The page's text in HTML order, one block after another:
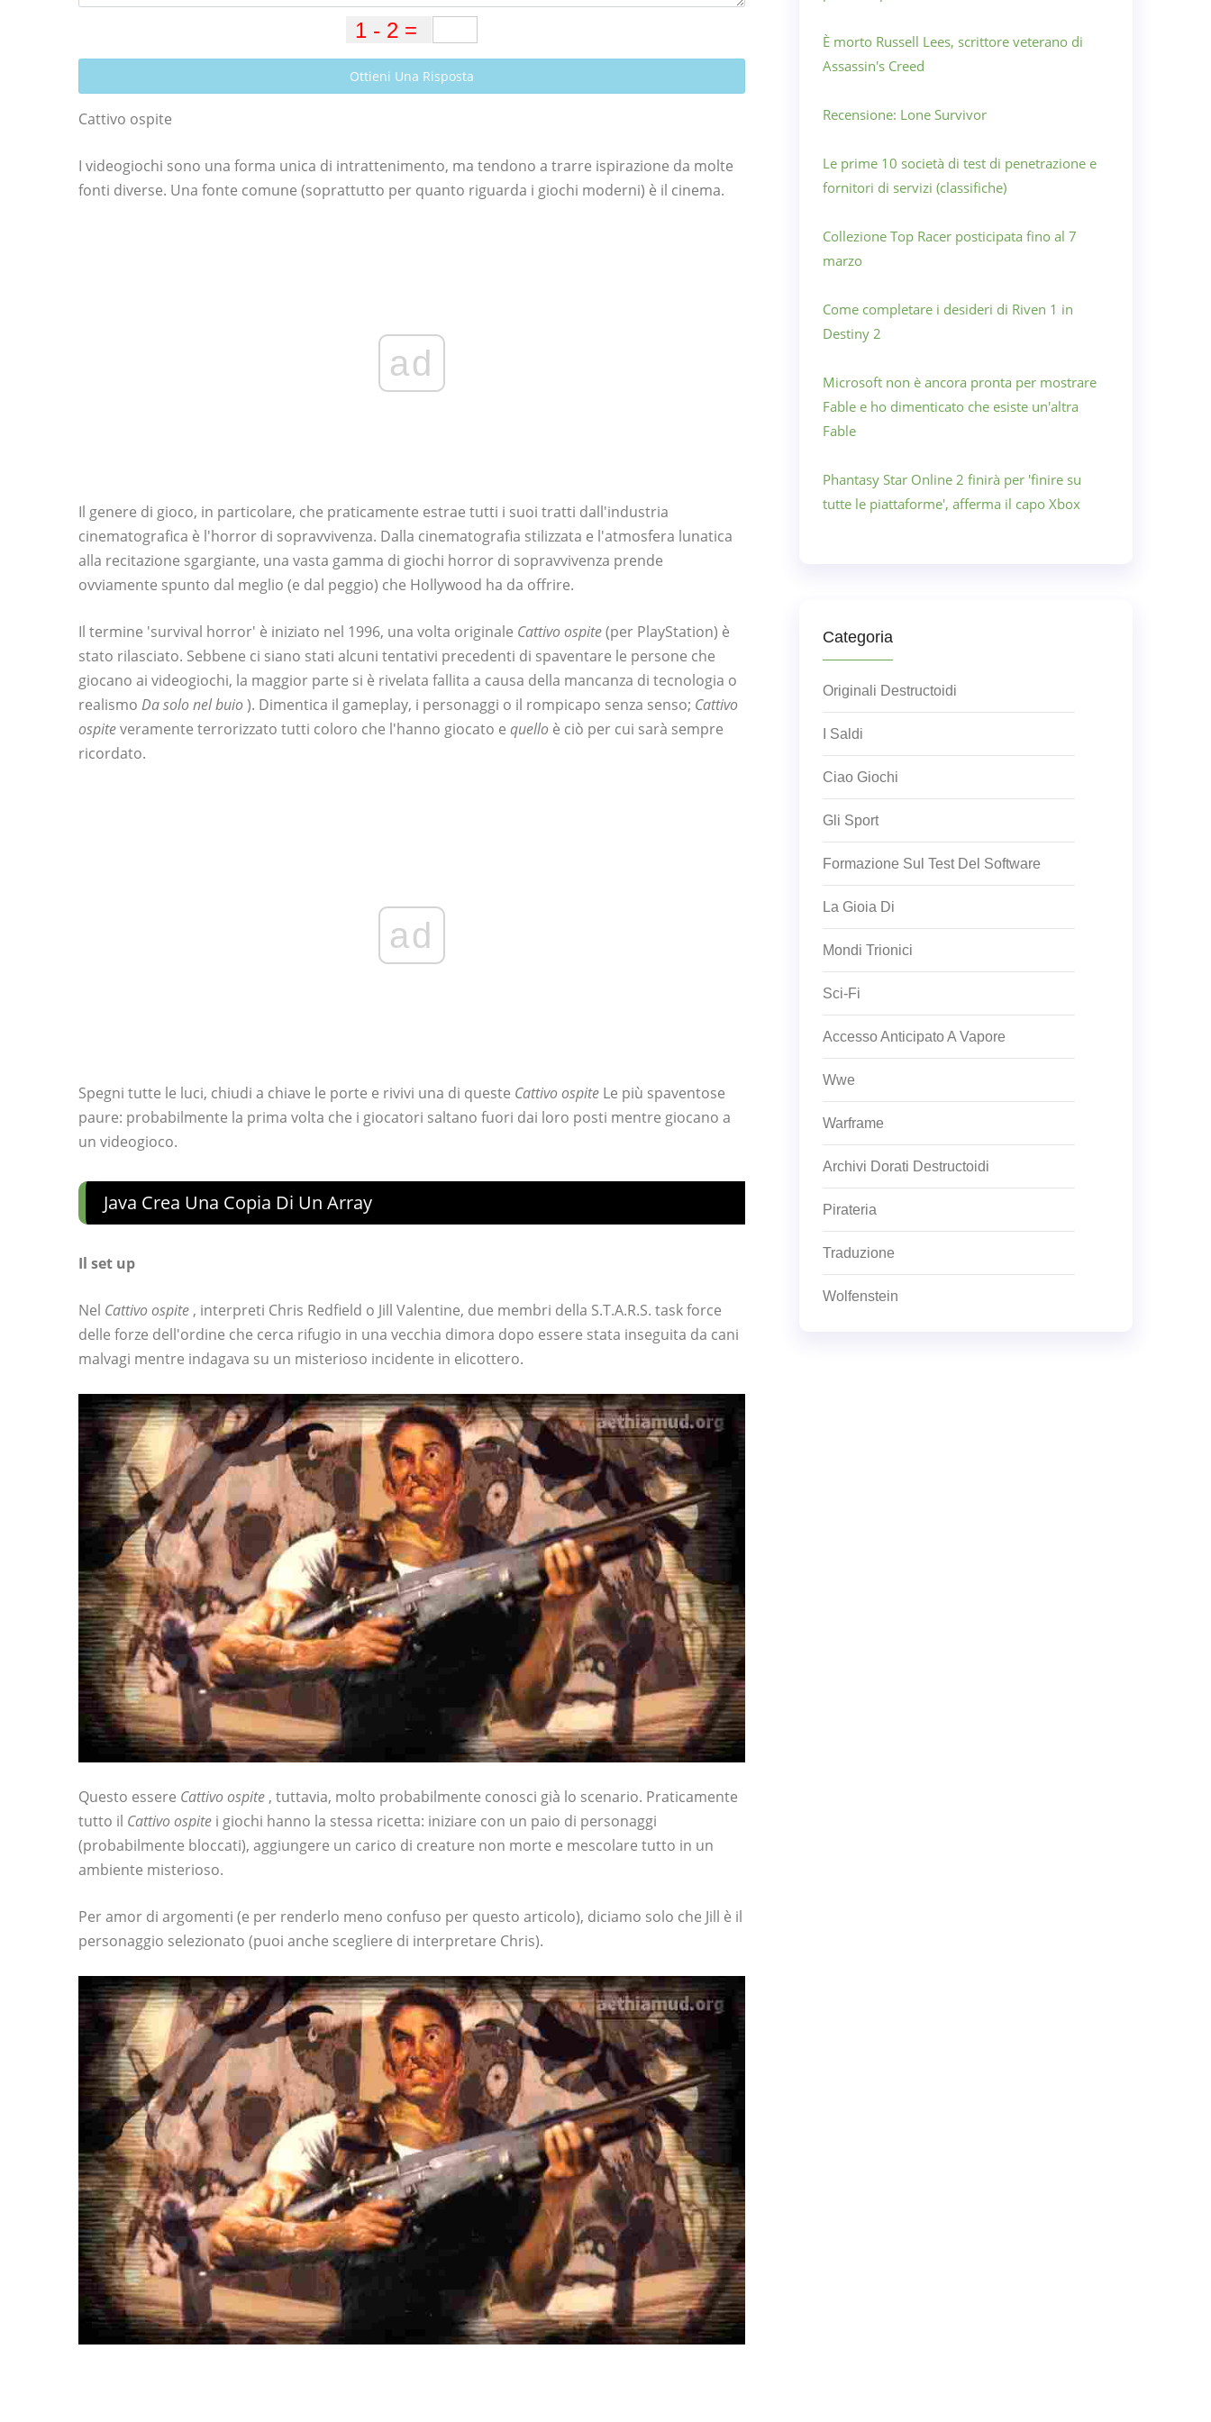
Ottieni Una Risposta
Cattivo ospite
I videogiochi sono una forma unica di intrattenimento, ma tendono a trarre ispirazione da molte
fonti diverse. Una fonte comune (soprattutto per quanto riguarda i giochi moderni) è il cinema.
ad
Il genere di gioco, in particolare, che praticamente estrae tutti i suoi tratti dall'industria
cinematografica è l'horror di sopravvivenza. Dalla cinematografia stilizzata e l'atmosfera lunatica
alla recitazione sgargiante, una vasta gamma di giochi horror di sopravvivenza prende
ovviamente spunto dal meglio (e dal peggio) che Hollywood ha da offrire.
Il termine 'survival horror' è iniziato nel 1996, una volta originale Cattivo ospite(per PlayStation) è
stato rilasciato. Sebbene ci siano stati alcuni tentativi precedenti di spaventare le persone che
giocano ai videogiochi, la maggior parte si è rivelata fallita a causa della mancanza di tecnologia o
realismo Da solo nel buio). Dimentica il gameplay, i personaggi o il rompicapo senza senso; Cattivo
ospiteveramente terrorizzato tutti coloro che l'hanno giocato e quello è ciò per cui sarà sempre
ricordato.
ad
Spegni tutte le luci, chiudi a chiave le porte e rivivi una di queste Cattivo ospite Le più spaventose
paure: probabilmente la prima volta che i giocatori saltano fuori dai loro posti mentre giocano a
un videogioco.
Java Crea Una Copia Di Un Array
Il set up
Nel Cattivo ospite , interpreti Chris Redfield o Jill Valentine, due membri della S.T.A.R.S. task force
delle forze dell'ordine che cerca rifugio in una vecchia dimora dopo essere stata inseguita da cani
malvagi mentre indagava su un misterioso incidente in elicottero.
Questo essere Cattivo ospite , tuttavia, molto probabilmente conosci già lo scenario. Praticamente
tutto il Cattivo ospite i giochi hanno la stessa ricetta: iniziare con un paio di personaggi
(probabilmente bloccati), aggiungere un carico di creature non morte e mescolare tutto in un
ambiente misterioso.
Per amor di argomenti (e per renderlo meno confuso per questo articolo), diciamo solo che Jill è il
personaggio selezionato (puoi anche scegliere di interpretare Chris).
È morto Russell Lees, scrittore veterano di
Assassin's Creed
Recensione: Lone Survivor
Le prime 10 società di test di penetrazione e
fornitori di servizi (classifiche)
Collezione Top Racer posticipata fino al 7
marzo
Come completare i desideri di Riven 1 in
Destiny 2
Microsoft non è ancora pronta per mostrare
Fable e ho dimenticato che esiste un'altra
Fable
Phantasy Star Online 2 finirà per 'finire su
tutte le piattaforme', afferma il capo Xbox
Categoria
Originali Destructoidi
I Saldi
Ciao Giochi
Gli Sport
Formazione Sul Test Del Software
La Gioia Di
Mondi Trionici
Sci-Fi
Accesso Anticipato A Vapore
Wwe
Warframe
Archivi Dorati Destructoidi
Pirateria
Traduzione
Wolfenstein